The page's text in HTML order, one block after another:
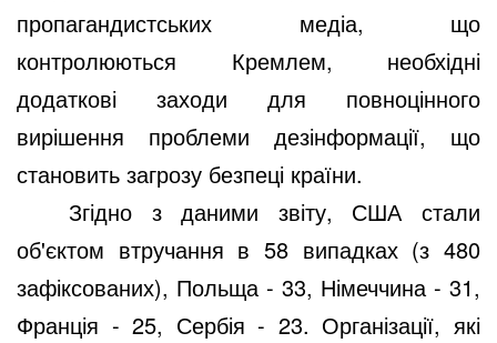
пропагандистських медіа, що
контролюються Кремлем, необхідні
додаткові заходи для повноцінного
вирішення проблеми дезінформації, що
становить загрозу безпеці країни.
Згідно з даними звіту, США стали
об'єктом втручання в 58 випадках (з 480
зафіксованих), Польща - 33, Німеччина - 31,
Франція - 25, Сербія - 23. Організації, які